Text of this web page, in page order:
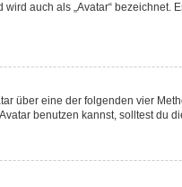
auch als „Avatar“
über eine der folgenden vier
benutzen kannst, solltest du